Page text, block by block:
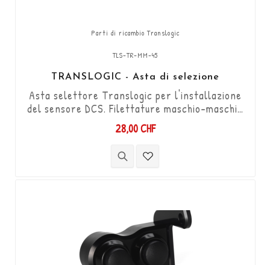
Parti di ricambio Translogic
TLS-TR-MM-45
TRANSLOGIC - Asta di selezione
Asta selettore Translogic per l'installazione
del sensore DCS. Filettature maschio-maschio
M6 / 2 filettature destre / lunghezza 16 mm +
filettature maschio da 9 mm e 20 mm su
ciascuna estremità.
28,00 CHF